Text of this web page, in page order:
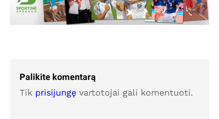
Palikite komentarą
Tik prisijungę vartotojai gali komentuoti.